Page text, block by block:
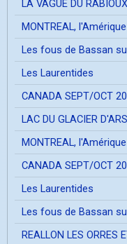
LA VAGUE DU
MONTREAL,
Les fous de Bassan
Les Laurentides
CANADA SEPT/OCT
LAC DU GLACIER
MONTREAL,
CANADA SEPT/OCT
Les Laurentides
Les fous de Bassan
REALLON LES ORRES